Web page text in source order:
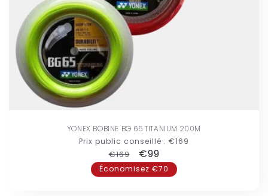
YONEX BOBINE BG 65 TITANIUM 200M
Prix public conseillé : €169
Prix
habituel
€169
Prix
promotionnel
€99
Économisez €70